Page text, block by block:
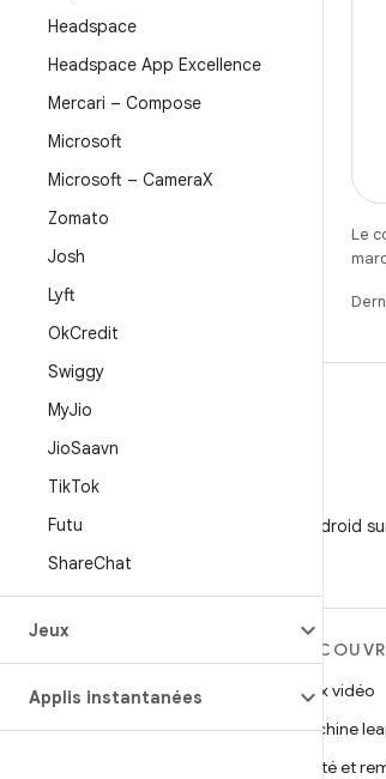
Headspace
Headspace App Excellence
Mercari – Compose
Microsoft
Microsoft – CameraX
Zomato
Josh
Lyft
OkCredit
Swiggy
MyJio
JioSaavn
TikTok
Futu
ShareChat
Jeux
Applis instantanées
Le
Développeurs Android
Android
Jeux vidéo
Machine
Santé et